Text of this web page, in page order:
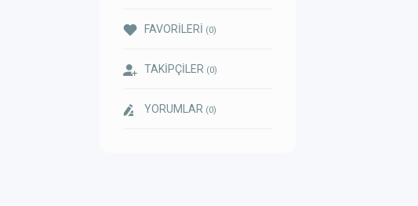
FAVORİLERİ (0)
TAKİPÇİLER (0)
YORUMLAR (0)